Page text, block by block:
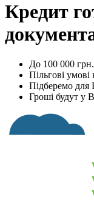
Кредит
До 100 000
Пільгові
Підберемо для
Гроші будут у